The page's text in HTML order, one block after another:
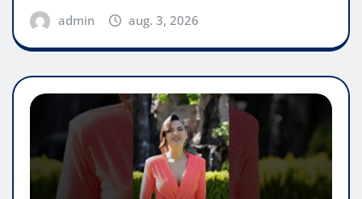
admin aug. 3, 2026